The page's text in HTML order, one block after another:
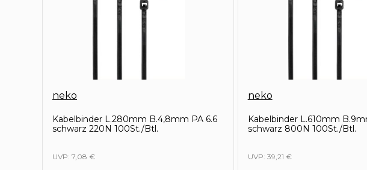
neko
Kabelbinder L.280mm B.4,8mm PA 6.6
schwarz 220N 100St./Btl.
UVP: 7,08 €
neko
Kabelbinder L.610mm
schwarz 800N 100St./Btl.
UVP: 39,21 €